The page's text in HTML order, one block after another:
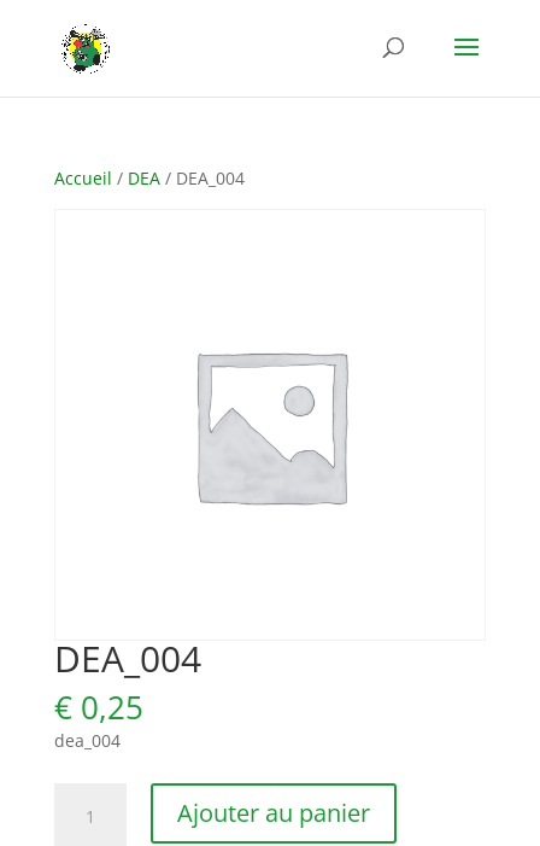
Accueil / DEA/ DEA_004
DEA_004
€0,25
dea_004
Ajouter au panier